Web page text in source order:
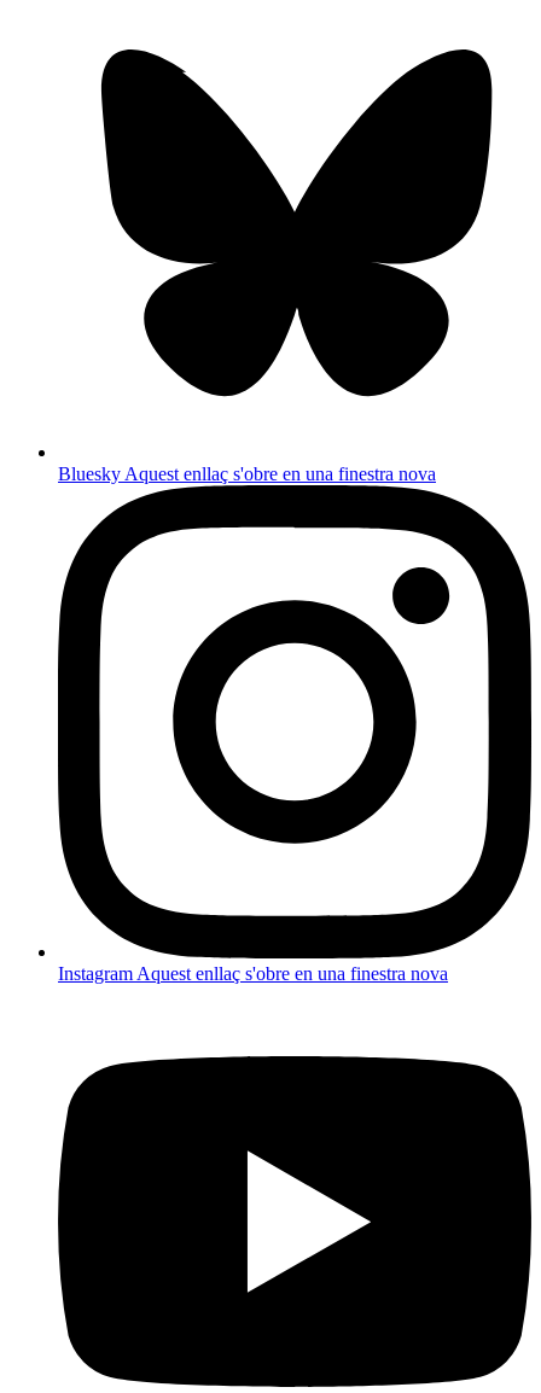
Bluesky Aquest enllaç s'obre en una finestra nova
Instagram Aquest enllaç s'obre en una finestra nova